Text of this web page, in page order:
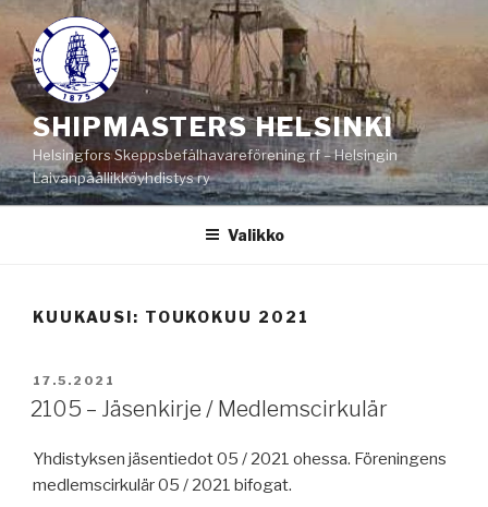
Siirry
sisältöön
SHIPMASTERS HELSINKI
Helsingfors Skeppsbefälhavareförening rf – Helsingin
Laivanpäällikköyhdistys ry
Valikko
KUUKAUSI: TOUKOKUU 2021
JULKAISTU
17.5.2021
2105 – Jäsenkirje / Medlemscirkulär
Yhdistyksen jäsentiedot 05 / 2021 ohessa. Föreningens
medlemscirkulär 05 / 2021 bifogat.